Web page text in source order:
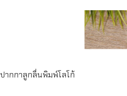
ปากกาลูกลื่นพิมพ์โลโก้